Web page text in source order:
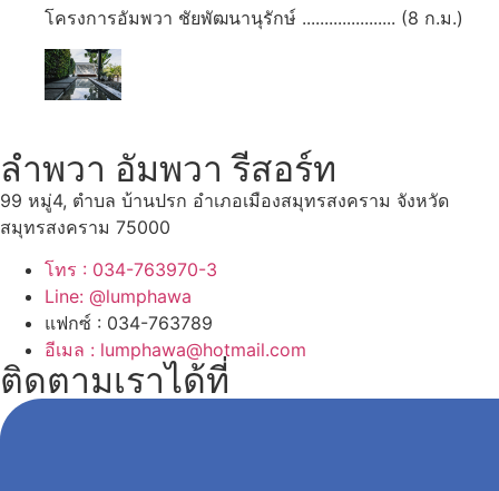
โครงการอัมพวา ชัยพัฒนานุรักษ์ ..................... (8 ก.ม.)
ลำพวา อัมพวา รีสอร์ท
99 หมู่4, ตำบล บ้านปรก อำเภอเมืองสมุทรสงคราม จังหวัด
สมุทรสงคราม 75000
โทร : 034-763970-3
Line: @lumphawa
แฟกซ์ : 034-763789
อีเมล : lumphawa@hotmail.com
ติดตามเราได้ที่